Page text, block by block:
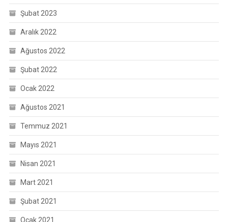
Şubat 2023
Aralık 2022
Ağustos 2022
Şubat 2022
Ocak 2022
Ağustos 2021
Temmuz 2021
Mayıs 2021
Nisan 2021
Mart 2021
Şubat 2021
Ocak 2021